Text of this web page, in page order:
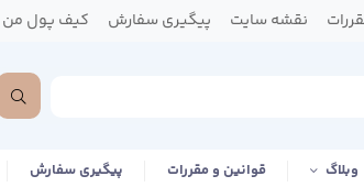
نقشه سایت پیگیری سفارش کیف پول من
وبلاگ قوانین و مقررات پیگیری سفارش